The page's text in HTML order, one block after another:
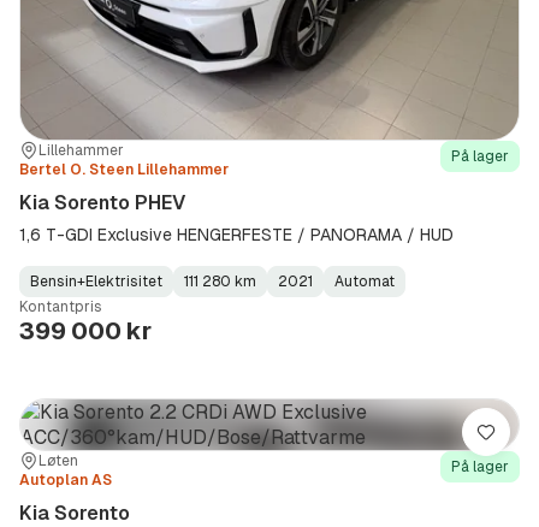
Sted:Lillehammer
Forhandler:
Bertel O. Steen Lillehammer
På lager
Kia Sorento PHEV
1,6 T-GDI Exclusive HENGERFESTE / PANORAMA / HUD
Fuel
Type:
Bensin+Elektrisitet
Kilometerstand: 111 280 km
Model
Year:
2021
Gearbox
Type:
Automat
Kontantpris
399 000 kr
Sted:
Løten
Forhandler:
Autoplan AS
På lager
Kia Sorento
Lagre